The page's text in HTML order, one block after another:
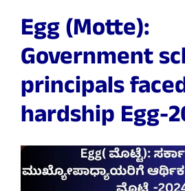
Egg (Motte):
Government
principals
hardship Egg-